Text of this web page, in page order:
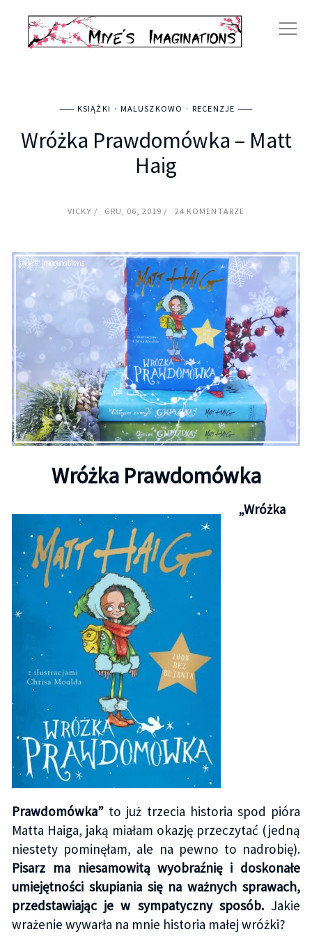
KSIĄŻKI MALUSZKOWO RECENZJE
Wróżka Prawdomówka – Matt
Haig
VICKY GRU, 06, 2019 24 KOMENTARZE
Wróżka Prawdomówka
„Wróżka
Prawdomówka”to już trzecia historia spod pióra
Matta Haiga, jaką miałam okazję przeczytać (jedną
niestety pominęłam, ale na pewno to nadrobię).
Pisarz ma niesamowitą wyobraźnię i doskonałe
umiejętności skupiania się na ważnych sprawach,
przedstawiając je w sympatyczny sposób.Jakie
wrażenie wywarła na mnie historia małej wróżki?